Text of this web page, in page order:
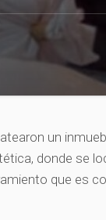
un
donde se
que es